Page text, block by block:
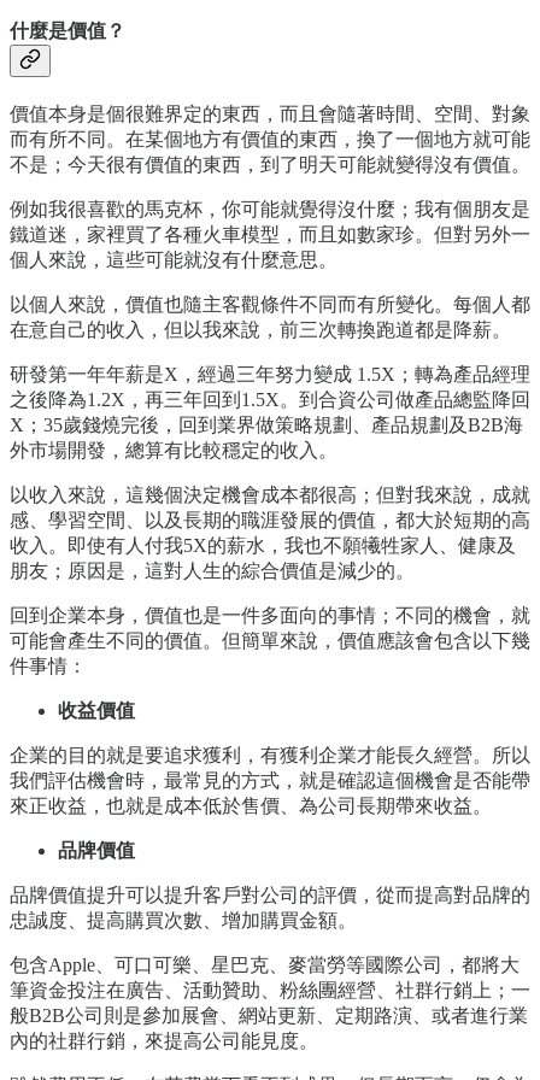
什麼是價值？
價值本身是個很難界定的東西，而且會隨著時間、空間、對象
而有所不同。在某個地方有價值的東西，換了一個地方就可能
不是；今天很有價值的東西，到了明天可能就變得沒有價值。
例如我很喜歡的馬克杯，你可能就覺得沒什麼；我有個朋友是
鐵道迷，家裡買了各種火車模型，而且如數家珍。但對另外一
個人來說，這些可能就沒有什麼意思。
以個人來說，價值也隨主客觀條件不同而有所變化。每個人都
在意自己的收入，但以我來說，前三次轉換跑道都是降薪。
研發第一年年薪是X，經過三年努力變成 1.5X；轉為產品經理
之後降為1.2X，再三年回到1.5X。到合資公司做產品總監降回
X；35歲錢燒完後，回到業界做策略規劃、產品規劃及B2B海
外市場開發，總算有比較穩定的收入。
以收入來說，這幾個決定機會成本都很高；但對我來說，成就
感、學習空間、以及長期的職涯發展的價值，都大於短期的高
收入。即使有人付我5X的薪水，我也不願犧牲家人、健康及
朋友；原因是，這對人生的綜合價值是減少的。
回到企業本身，價值也是一件多面向的事情；不同的機會，就
可能會產生不同的價值。但簡單來說，價值應該會包含以下幾
件事情：
收益價值
企業的目的就是要追求獲利，有獲利企業才能長久經營。所以
我們評估機會時，最常見的方式，就是確認這個機會是否能帶
來正收益，也就是成本低於售價、為公司長期帶來收益。
品牌價值
品牌價值提升可以提升客戶對公司的評價，從而提高對品牌的
忠誠度、提高購買次數、增加購買金額。
包含Apple、可口可樂、星巴克、麥當勞等國際公司，都將大
筆資金投注在廣告、活動贊助、粉絲團經營、社群行銷上；一
般B2B公司則是參加展會、網站更新、定期路演、或者進行業
內的社群行銷，來提高公司能見度。